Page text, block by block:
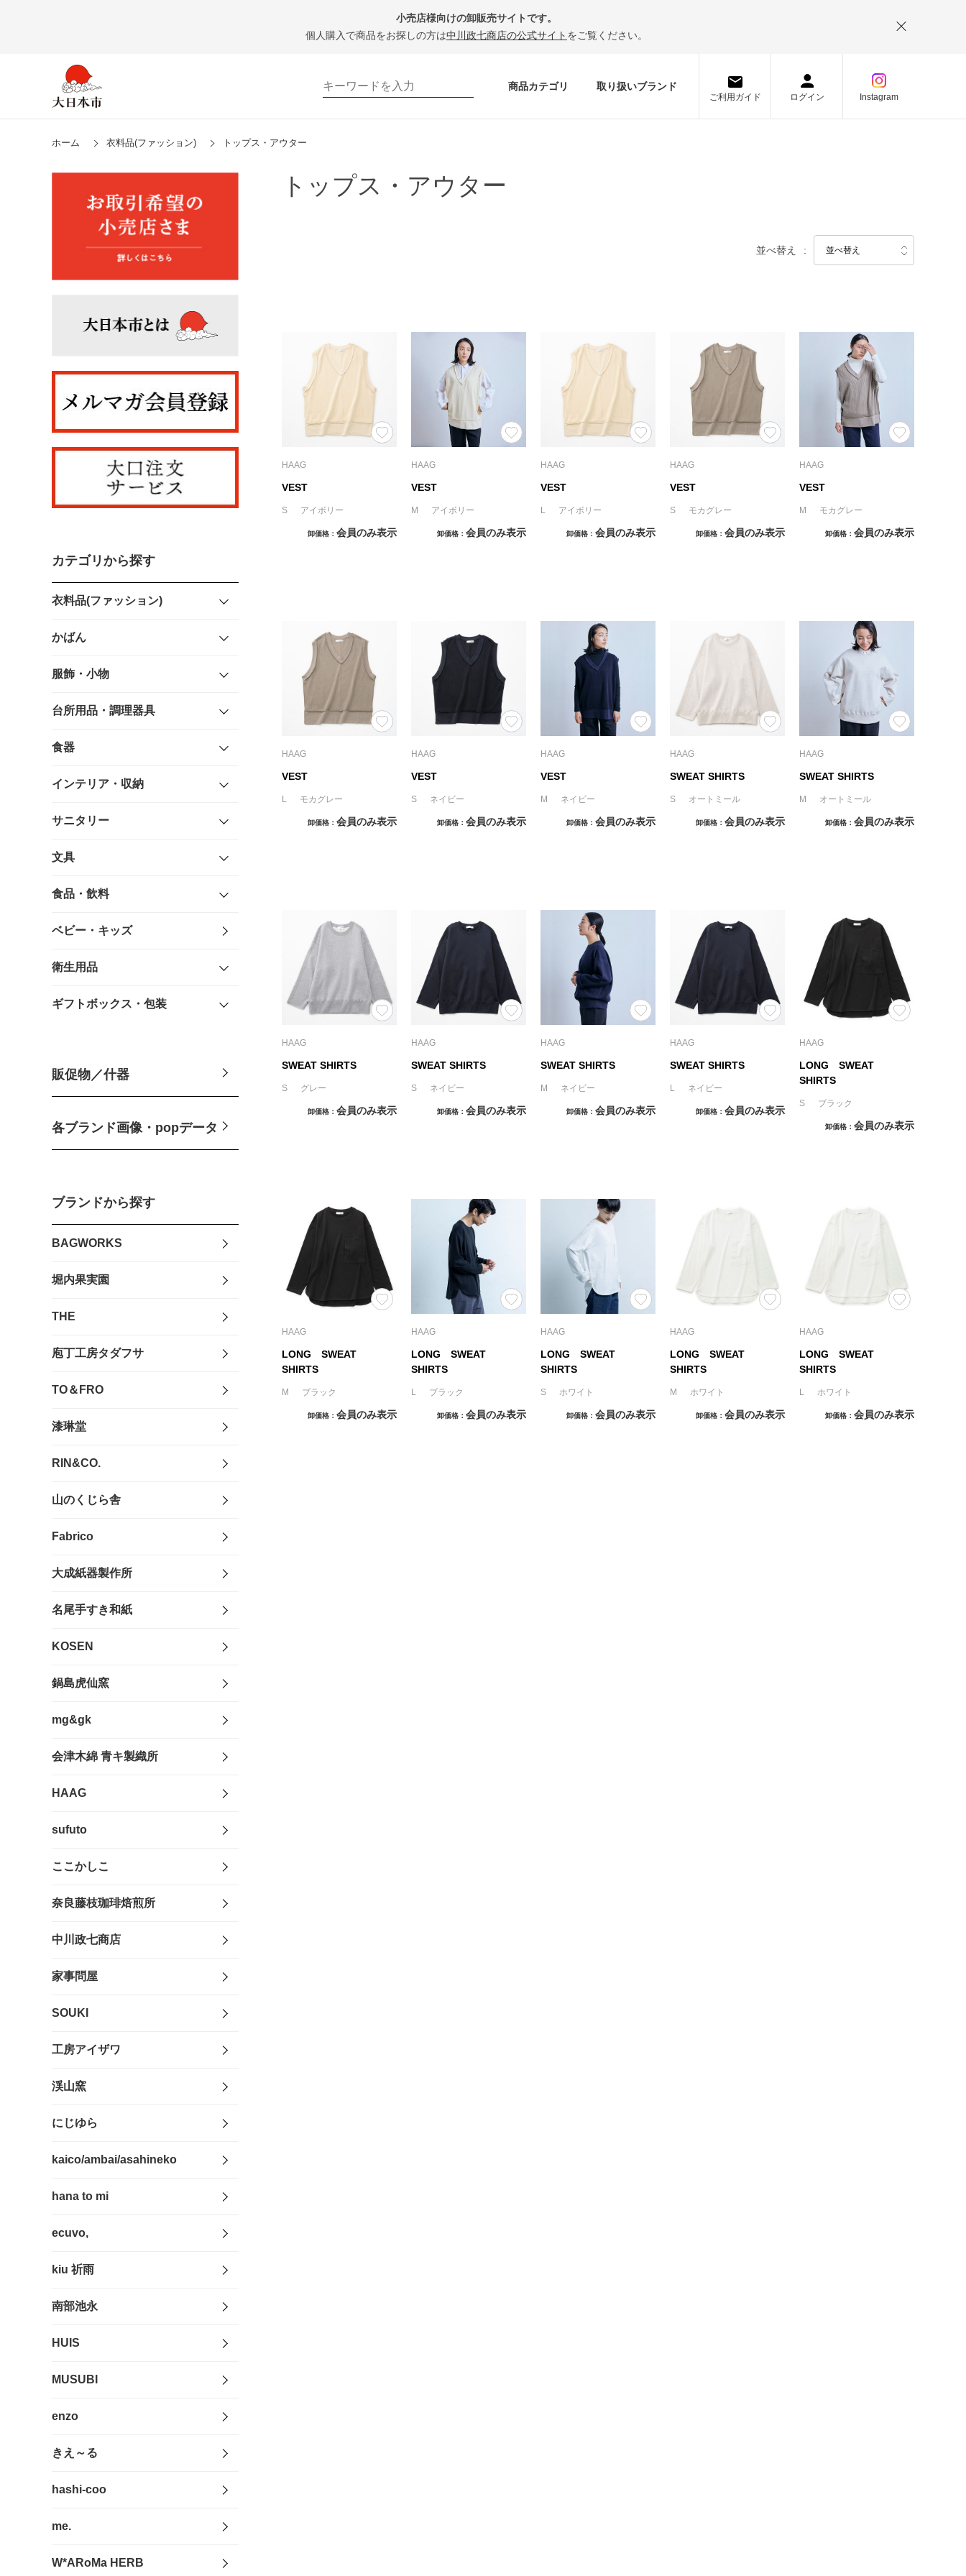
小売店様向けの卸販売サイトです。
個人購入で商品をお探しの方は中川政七商店の公式サイト をご覧ください。
商品カテゴリ 取り扱いブランド
ご利用ガイド ログイン Instagram
ホーム 衣料品(ファッション) トップス・アウター
カテゴリから探す
衣料品(ファッション)
かばん
服飾・小物
台所用品・調理器具
食器
インテリア・収納
サニタリー
文具
食品・飲料
ベビー・キッズ
衛生用品
ギフトボックス・包装
販促物／什器
各ブランド画像・popデータ
ブランドから探す
BAGWORKS
堀内果実園
THE
庖丁工房タダフサ
TO＆FRO
漆琳堂
RIN&CO.
山のくじら舎
Fabrico
大成紙器製作所
名尾手すき和紙
KOSEN
鍋島虎仙窯
mg&gk
会津木綿 青キ製織所
HAAG
sufuto
ここかしこ
奈良藤枝珈琲焙煎所
中川政七商店
家事問屋
SOUKI
工房アイザワ
渓山窯
にじゆら
kaico/ambai/asahineko
hana to mi
ecuvo,
kiu 祈雨
南部池永
HUIS
MUSUBI
enzo
きえ～る
hashi-coo
me.
W*ARoMa HERB
トップス・アウター
並べ替え
HAAG
VEST
S アイボリー
卸価格 会員のみ表示
HAAG
VEST
M アイボリー
卸価格 会員のみ表示
HAAG
VEST
L アイボリー
卸価格 会員のみ表示
HAAG
VEST
S モカグレー
卸価格 会員のみ表示
HAAG
VEST
M モカグレー
卸価格 会員のみ表示
HAAG
VEST
L モカグレー
卸価格 会員のみ表示
HAAG
VEST
S ネイビー
卸価格 会員のみ表示
HAAG
VEST
M ネイビー
卸価格 会員のみ表示
HAAG
SWEAT SHIRTS
S オートミール
卸価格 会員のみ表示
HAAG
SWEAT SHIRTS
M オートミール
卸価格 会員のみ表示
HAAG
SWEAT SHIRTS
S グレー
卸価格 会員のみ表示
HAAG
SWEAT SHIRTS
S ネイビー
卸価格 会員のみ表示
HAAG
SWEAT SHIRTS
M ネイビー
卸価格 会員のみ表示
HAAG
SWEAT SHIRTS
L ネイビー
卸価格 会員のみ表示
HAAG
LONG SWEAT
SHIRTS
S ブラック
卸価格 会員のみ表示
HAAG
LONG SWEAT
SHIRTS
M ブラック
卸価格 会員のみ表示
HAAG
LONG SWEAT
SHIRTS
L ブラック
卸価格 会員のみ表示
HAAG
LONG SWEAT
SHIRTS
S ホワイト
卸価格 会員のみ表示
HAAG
LONG SWEAT
SHIRTS
M ホワイト
卸価格 会員のみ表示
HAAG
LONG SWEAT
SHIRTS
L ホワイト
卸価格 会員のみ表示